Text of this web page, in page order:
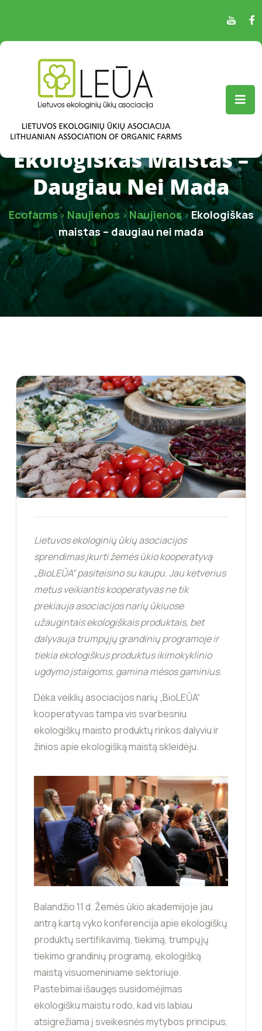
Ekologiškas Maistas –
Daugiau Nei Mada
Ecofarms> Naujienos >Naujienos> Ekologiškas
maistas – daugiau nei mada
Lietuvos ekologinių ūkių asociacijos
sprendimas įkurti žemės ūkio kooperatyvą
„BioLEŪA“ pasiteisino su kaupu. Jau ketverius
metus veikiantis kooperatyvas ne tik
prekiauja asociacijos narių ūkiuose
užaugintais ekologiškais produktais, bet
dalyvauja trumpųjų grandinių programoje ir
tiekia ekologiškus produktus ikimokyklinio
ugdymo įstaigoms, gamina mėsos gaminius.
Dėka veiklių asociacijos narių „BioLEŪA“
kooperatyvas tampa vis svarbesniu
ekologiškų maisto produktų rinkos dalyviu ir
žinios apie ekologišką maistą skleidėju.
Balandžio 11 d. Žemės ūkio akademijoje jau
antrą kartą vyko konferencija apie ekologiškų
produktų sertifikavimą, tiekimą, trumpųjų
tiekimo grandinių programą, ekologišką
maistą visuomeniniame sektoriuje.
Pastebimai išaugęs susidomėjimas
ekologišku maistu rodo, kad vis labiau
atsigrežiama į sveikesnės mytybos principus,